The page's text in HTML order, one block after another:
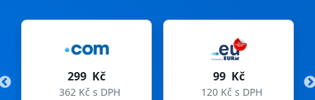
99 Kč
120 Kč s DPH
275 Kč
333 Kč s DPH